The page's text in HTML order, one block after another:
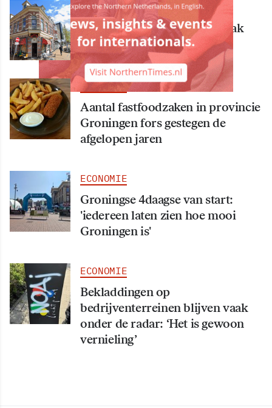
ECONOMIE
Bekende Groningse dönerzaak
Hasret failliet
ECONOMIE
Aantal fastfoodzaken in provincie
Groningen fors gestegen de
afgelopen jaren
ECONOMIE
Groningse 4daagse van start:
'iedereen laten zien hoe mooi
Groningen is'
ECONOMIE
Bekladdingen op
bedrijventerreinen blijven vaak
onder de radar: ‘Het is gewoon
vernieling’